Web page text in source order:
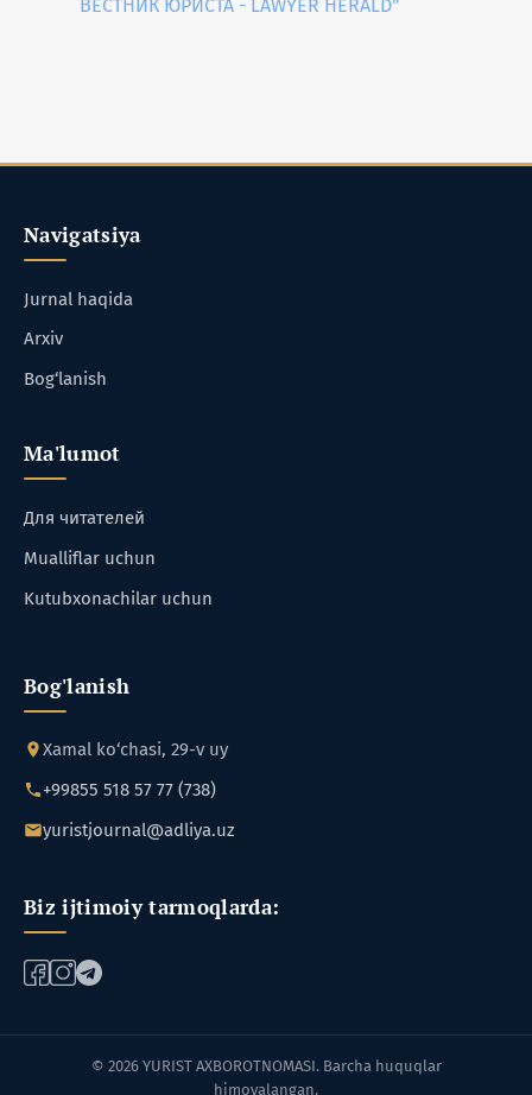
ВЕСТНИК ЮРИСТА - LAWYER HERALD”
Navigatsiya
Jurnal haqida
Arxiv
Bog‘lanish
Ma'lumot
Для читателей
Mualliflar uchun
Kutubxonachilar uchun
Bog'lanish
Xamal ko‘chasi, 29-v uy
+99855 518 57 77 (738)
yuristjournal@adliya.uz
Biz ijtimoiy tarmoqlarda:
© 2026 YURIST AXBOROTNOMASI. Barcha huquqlar
himoyalangan.